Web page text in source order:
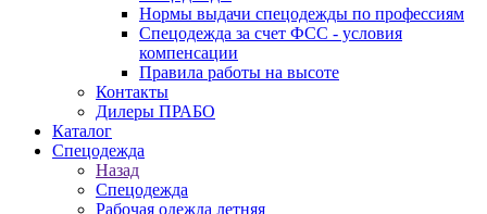
Нормы выдачи спецодежды по профессиям
Спецодежда за счет ФСС - условия
компенсации
Правила работы на высоте
Контакты
Дилеры ПРАБО
Каталог
Спецодежда
Назад
Спецодежда
Рабочая одежда летняя